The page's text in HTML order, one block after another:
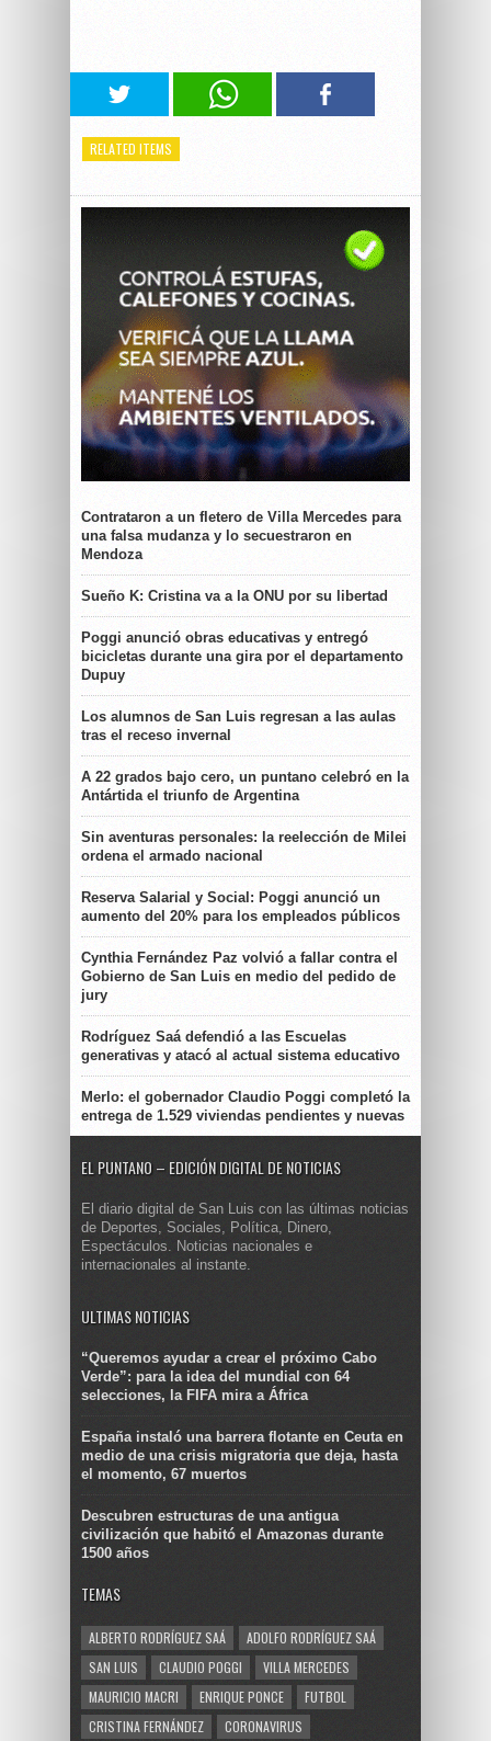
RELATED ITEMS
Contrataron a un fletero de Villa Mercedes para
una falsa mudanza y lo secuestraron en
Mendoza
Sueño K: Cristina va a la ONU por su libertad
Poggi anunció obras educativas y entregó
bicicletas durante una gira por el departamento
Dupuy
Los alumnos de San Luis regresan a las aulas
tras el receso invernal
A 22 grados bajo cero, un puntano celebró en la
Antártida el triunfo de Argentina
Sin aventuras personales: la reelección de Milei
ordena el armado nacional
Reserva Salarial y Social: Poggi anunció un
aumento del 20% para los empleados públicos
Cynthia Fernández Paz volvió a fallar contra el
Gobierno de San Luis en medio del pedido de
jury
Rodríguez Saá defendió a las Escuelas
generativas y atacó al actual sistema educativo
Merlo: el gobernador Claudio Poggi completó la
entrega de 1.529 viviendas pendientes y nuevas
EL PUNTANO – EDICIÓN DIGITAL DE NOTICIAS
El diario digital de San Luis con las últimas noticias
de Deportes, Sociales, Política, Dinero,
Espectáculos. Noticias nacionales e
internacionales al instante.
ULTIMAS NOTICIAS
“Queremos ayudar a crear el próximo Cabo
Verde”: para la idea del mundial con 64
selecciones, la FIFA mira a África
España instaló una barrera flotante en Ceuta en
medio de una crisis migratoria que deja, hasta
el momento, 67 muertos
Descubren estructuras de una antigua
civilización que habitó el Amazonas durante
1500 años
TEMAS
ALBERTO RODRÍGUEZ SAÁ
ADOLFO RODRÍGUEZ SAÁ
SAN LUIS
CLAUDIO POGGI
VILLA MERCEDES
MAURICIO MACRI
ENRIQUE PONCE
FUTBOL
CRISTINA FERNÁNDEZ
CORONAVIRUS